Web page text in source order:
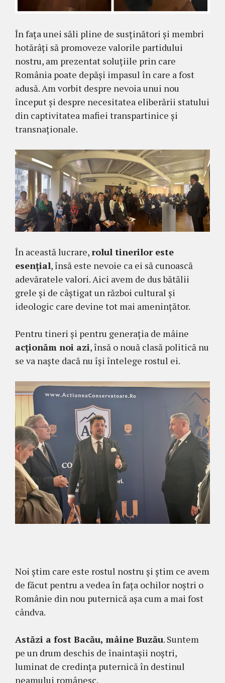
În fața unei săli pline de susținători și membri
hotărâți să promoveze valorile partidului
nostru, am prezentat soluțiile prin care
România poate depăși impasul în care a fost
adusă. Am vorbit despre nevoia unui nou
început și despre necesitatea eliberării statului
din captivitatea mafiei transpartinice și
transnaționale.
În această lucrare,rolul tinerilor este
esențial, însă este nevoie ca ei să cunoască
adevăratele valori. Aici avem de dus bătălii
grele și de câștigat un război cultural și
ideologic care devine tot mai amenințător.
Pentru tineri și pentru generația de mâine
acționăm noi azi, însă o nouă clasă politică nu
se va naște dacă nu își întelege rostul ei.
Noi știm care este rostul nostru și știm ce avem
de făcut pentru a vedea în fața ochilor noștri o
Românie din nou puternică așa cum a mai fost
cândva.
Astăzi a fost Bacău, mâine Buzău. Suntem
pe un drum deschis de înaintașii noștri,
luminat de credința puternică în destinul
neamului românesc.